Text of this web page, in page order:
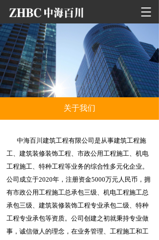
T
o
g
l
e
n
a
v
a
i
o
关于我们
工、建筑装修装饰工程、市政公用工程施工、机电
工程施工、特种工程等业务的综合性多元化企业。
公司成立于2020年，注册资金5000万元人民币，拥
有市政公用工程施工总承包三级、机电工程施工总
承包三级、建筑装修装饰工程专业承包二级、特种
工程专业承包等资质。公司创建之初就秉持专业做
事，诚信做人的理念，在业务管理、工程施工和工